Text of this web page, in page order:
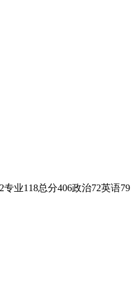
业118总分406政治72英语79